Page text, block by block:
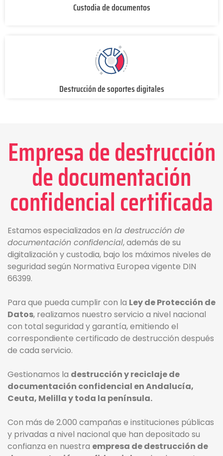
Custodia de documentos
Destrucción de soportes digitales
Empresa de destrucción
de documentación
confidencial certificada
Estamos especializados en la destrucción de
documentación confidencial, además de su
digitalización y custodia, bajo los máximos niveles de
seguridad según Normativa Europea vigente DIN
66399.
Para que pueda cumplir con la Ley de Protección de
Datos, realizamos nuestro servicio a nivel nacional
con total seguridad y garantía, emitiendo el
correspondiente certificado de destrucción después
de cada servicio.
Gestionamos la destrucción y reciclaje de
documentación confidencial en Andalucía,
Ceuta, Melilla y toda la península.
Con más de 2.000 campañas e instituciones públicas
y privadas a nivel nacional que han depositado su
confianza en nuestra empresa de destrucción de